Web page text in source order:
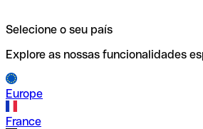
Selecione o seu país
Explore as nossas funcionalidades
Europe
France